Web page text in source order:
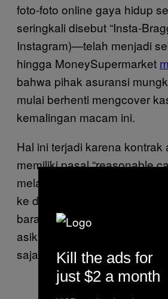
foto-foto online gaya hidup
seringkali disebut “Insta-
Instagram)—telah menjadi
hingga MoneySupermarket
bahwa pihak asuransi
mulai berhenti mengcover
kemalingan macam ini.
Hal ini terjadi karena kontrak
memiliki pasal “reasonable
melakukan hal-hal ceroboh”.
ke dunia bahwa rumahmu
barang-barang mewah ketika
asik duduk di kapal yacht di
saja dianggap sebagai
Kill the ads for
just $2 a month